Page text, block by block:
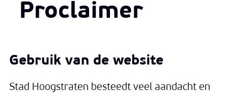
Proclaimer
Gebruik van de website
Stad Hoogstraten besteedt veel aandacht en